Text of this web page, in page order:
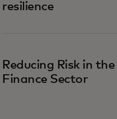
resilience
Reducing Risk in the
Finance Sector